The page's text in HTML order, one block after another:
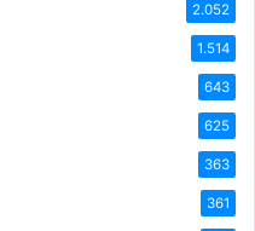
2.052
1.514
643
625
363
361